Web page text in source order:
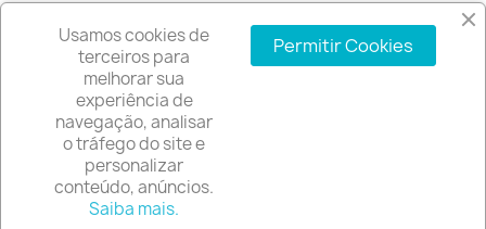
A EMPRESA
INFORMAÇÃO DA LOJA
© 2026 - Software de comércio eletrónico por
Usamos cookies de
terceiros para
melhorar sua
experiência de
navegação, analisar
o tráfego do site e
personalizar
conteúdo, anúncios.
Saiba mais.
Permitir Cookies